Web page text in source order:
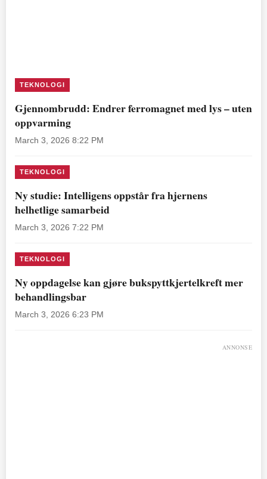
TEKNOLOGI
Gjennombrudd: Endrer ferromagnet med lys – uten
oppvarming
March 3, 2026 8:22 PM
TEKNOLOGI
Ny studie: Intelligens oppstår fra hjernens
helhetlige samarbeid
March 3, 2026 7:22 PM
TEKNOLOGI
Ny oppdagelse kan gjøre bukspyttkjertelkreft mer
behandlingsbar
March 3, 2026 6:23 PM
ANNONSE